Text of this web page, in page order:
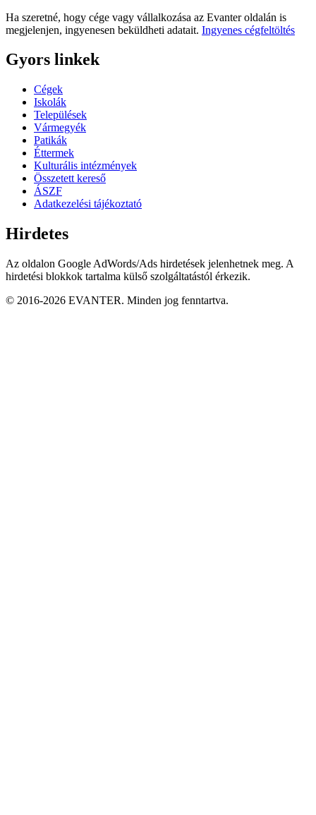
Ha szeretné, hogy cége vagy vállalkozása az Evanter oldalán is
megjelenjen, ingyenesen beküldheti adatait. Ingyenes cégfeltöltés
Gyors linkek
Cégek
Iskolák
Települések
Vármegyék
Patikák
Éttermek
Kulturális intézmények
Összetett kereső
ÁSZF
Adatkezelési tájékoztató
Hirdetes
Az oldalon Google AdWords/Ads hirdetések jelenhetnek meg. A
hirdetési blokkok tartalma külső szolgáltatástól érkezik.
© 2016-2026 EVANTER. Minden jog fenntartva.